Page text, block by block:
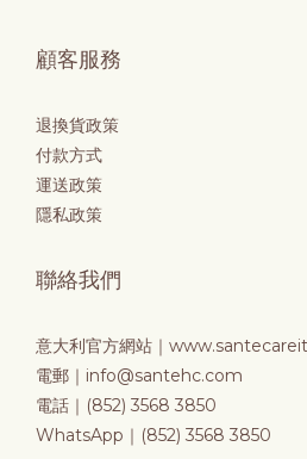
顧客服務
退換貨政策
付款方式
運送政策
隱私政策
聯絡我們
意大利官方網站｜
電郵｜info@santehc.com
電話｜(852) 3568 3850
WhatsApp｜(852) 3568 3850